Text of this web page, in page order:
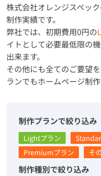
株式会社オレンジスペッ
制作実績です。
弊社では、初期費用0円の
イトとして必要最低限の
出来ます。
その他にも全てのご要望
ランでもホームページ制
制作プランで絞り込み
Lightプラン
Premiumプラン
そ
制作種別で絞り込み